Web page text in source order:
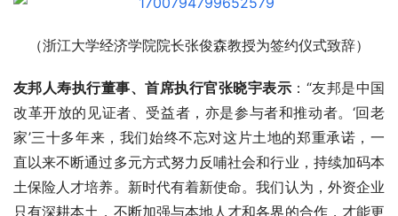
（浙江大学经济学院院长张俊森教授为签约仪式致辞）
友邦人寿执行董事、首席执行官张晓宇表示 ：“友邦是中国
改革开放的见证者、受益者，亦是参与者和推动者。‘回老
家’三十多年来，我们始终不忘对这片土地的郑重承诺，一
直以来不断通过多元方式努力反哺社会和行业，持续加码本
土保险人才培养。新时代有着新使命。我们认为，外资企业
只有深耕本土，不断加强与本地人才和各界的合作，才能更